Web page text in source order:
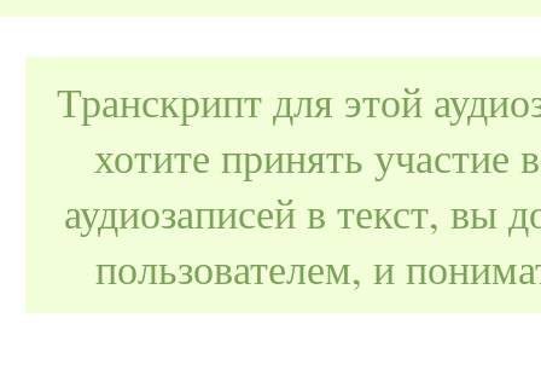
Транскрипт для этой
хотите принять
аудиозаписей в текст, вы
пользователем, и